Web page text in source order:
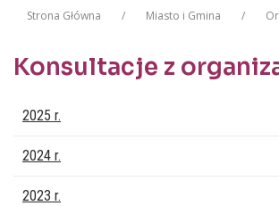
Strona Główna Miasto i Gmina
Konsultacje z
Lista stron
2025 r.
2024 r.
2023 r.